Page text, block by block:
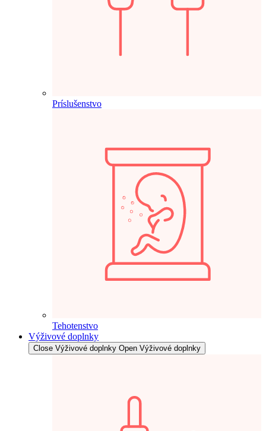
Príslušenstvo
Tehotenstvo
Výživové doplnky
Close Výživové doplnky Open Výživové doplnky